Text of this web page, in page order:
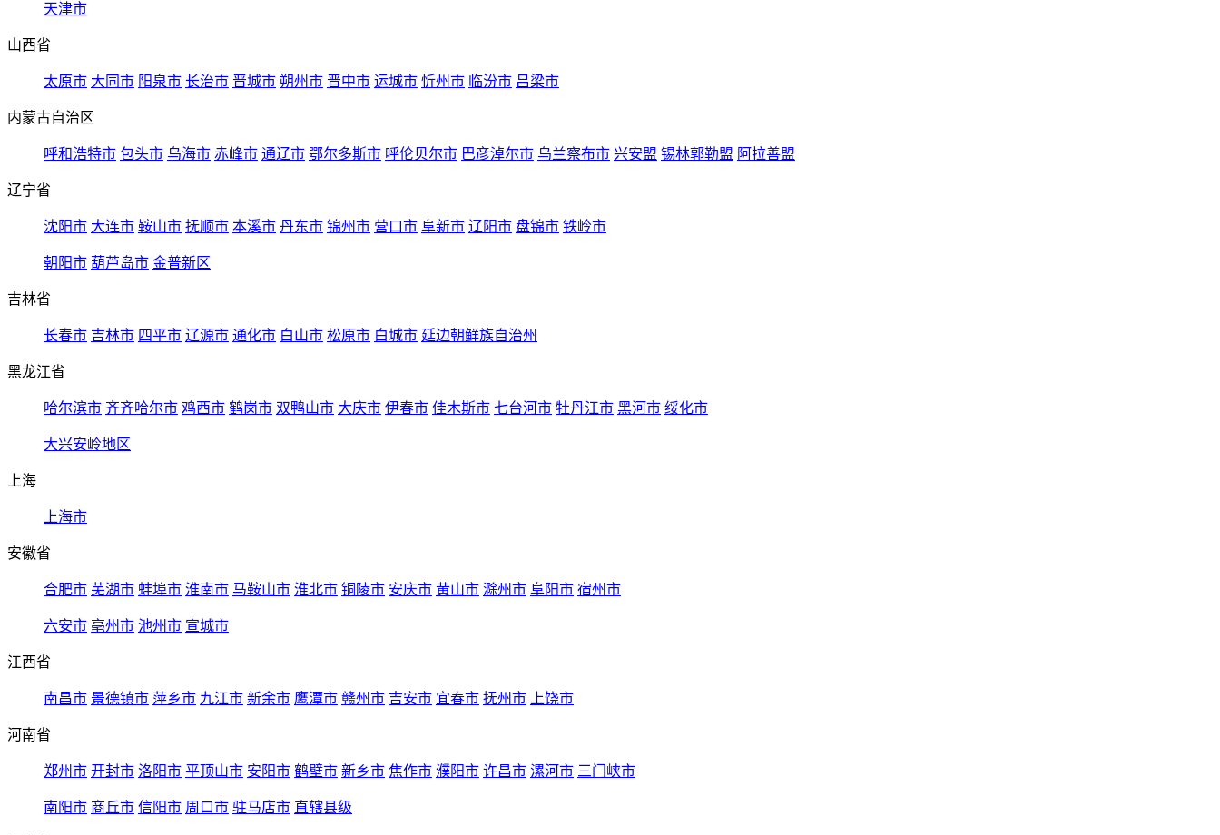
天津市
山西省
太原市 大同市 阳泉市 长治市 晋城市 朔州市 晋中市 运城市 忻州市 临汾市 吕梁市
内蒙古自治区
呼和浩特市 包头市 乌海市 赤峰市 通辽市 鄂尔多斯市 呼伦贝尔市 巴彦淖尔市 乌兰察布市 兴安盟 锡林郭勒盟 阿拉善盟
辽宁省
沈阳市 大连市 鞍山市 抚顺市 本溪市 丹东市 锦州市 营口市 阜新市 辽阳市 盘锦市 铁岭市
朝阳市 葫芦岛市 金普新区
吉林省
长春市 吉林市 四平市 辽源市 通化市 白山市 松原市 白城市 延边朝鲜族自治州
黑龙江省
哈尔滨市 齐齐哈尔市 鸡西市 鹤岗市 双鸭山市 大庆市 伊春市 佳木斯市 七台河市 牡丹江市 黑河市 绥化市
大兴安岭地区
上海
上海市
安徽省
合肥市 芜湖市 蚌埠市 淮南市 马鞍山市 淮北市 铜陵市 安庆市 黄山市 滁州市 阜阳市 宿州市
六安市 亳州市 池州市 宣城市
江西省
南昌市 景德镇市 萍乡市 九江市 新余市 鹰潭市 赣州市 吉安市 宜春市 抚州市 上饶市
河南省
郑州市 开封市 洛阳市 平顶山市 安阳市 鹤壁市 新乡市 焦作市 濮阳市 许昌市 漯河市 三门峡市
南阳市 商丘市 信阳市 周口市 驻马店市 直辖县级